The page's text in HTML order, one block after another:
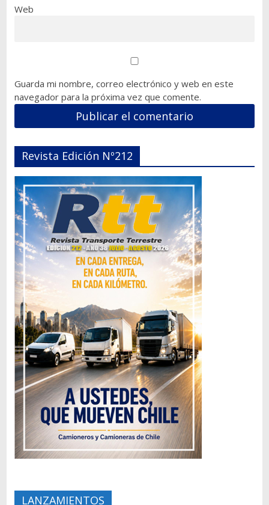
Web
Guarda mi nombre, correo electrónico y web en este
navegador para la próxima vez que comente.
Revista Edición Nº212
LANZAMIENTOS